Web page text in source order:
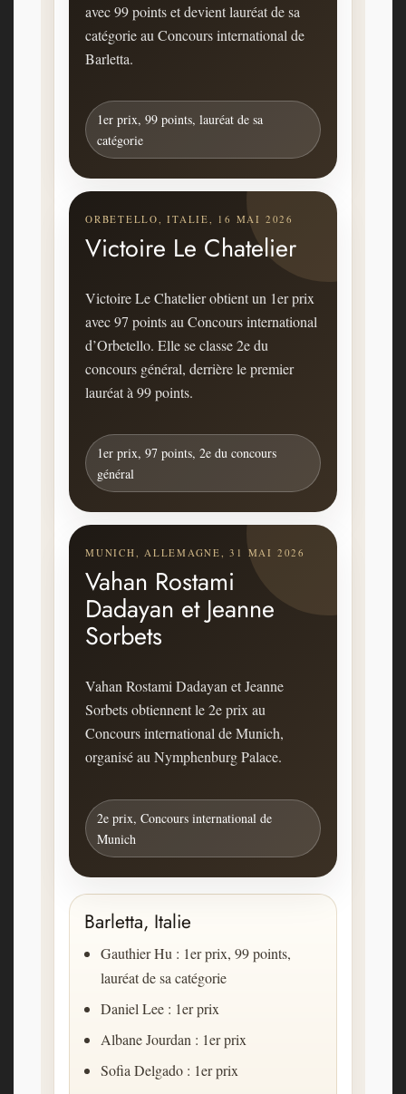
avec 99 points et devient lauréat de sa
catégorie au Concours international de
Barletta.
1er prix, 99 points, lauréat de sa
catégorie
ORBETELLO, ITALIE, 16 MAI 2026
Victoire Le Chatelier
Victoire Le Chatelier obtient un 1er prix
avec 97 points au Concours international
d’Orbetello. Elle se classe 2e du
concours général, derrière le premier
lauréat à 99 points.
1er prix, 97 points, 2e du concours
général
MUNICH, ALLEMAGNE, 31 MAI 2026
Vahan Rostami
Dadayan et Jeanne
Sorbets
Vahan Rostami Dadayan et Jeanne
Sorbets obtiennent le 2e prix au
Concours international de Munich,
organisé au Nymphenburg Palace.
2e prix, Concours international de
Munich
Barletta, Italie
Gauthier Hu : 1er prix, 99 points,
lauréat de sa catégorie
Daniel Lee : 1er prix
Albane Jourdan : 1er prix
Sofia Delgado : 1er prix